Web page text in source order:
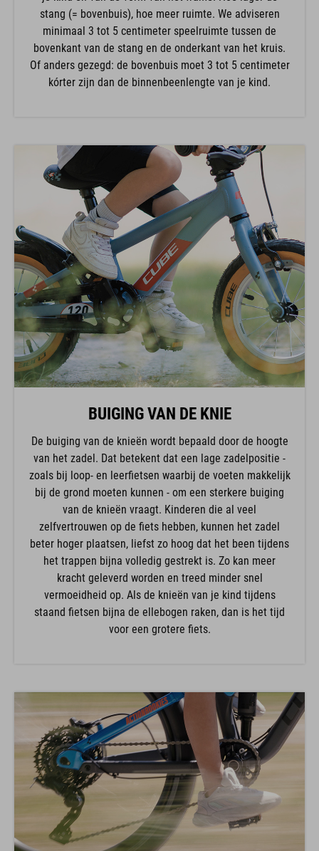
stang (= bovenbuis), hoe meer ruimte. We adviseren
minimaal 3 tot 5 centimeter speelruimte tussen de
bovenkant van de stang en de onderkant van het kruis.
Of anders gezegd: de bovenbuis moet 3 tot 5 centimeter
kórter zijn dan de binnenbeenlengte van je kind.
BUIGING VAN DE KNIE
De buiging van de knieën wordt bepaald door de hoogte
van het zadel. Dat betekent dat een lage zadelpositie -
zoals bij loop- en leerfietsen waarbij de voeten makkelijk
bij de grond moeten kunnen - om een sterkere buiging
van de knieën vraagt. Kinderen die al veel
zelfvertrouwen op de fiets hebben, kunnen het zadel
beter hoger plaatsen, liefst zo hoog dat het been tijdens
het trappen bijna volledig gestrekt is. Zo kan meer
kracht geleverd worden en treed minder snel
vermoeidheid op. Als de knieën van je kind tijdens
staand fietsen bijna de ellebogen raken, dan is het tijd
voor een grotere fiets.